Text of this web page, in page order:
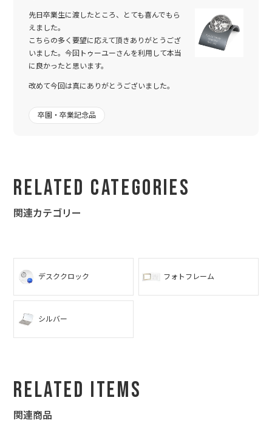
先日卒業生に渡したところ、とても喜んでもら
えました。
こちらの多く要望に応えて頂きありがとうござ
いました。今回トゥーユーさんを利用して本当
に良かったと思います。
改めて今回は真にありがとうございました。
卒園・卒業記念品
Related Categories
関連カテゴリー
デスククロック フォトフレーム
シルバー
Related Items
関連商品